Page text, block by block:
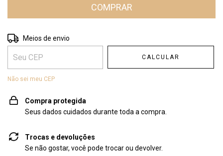
Entregas para o CEP:
Meios de envio
CALCULAR
Não sei meu CEP
Compra protegida
Seus dados cuidados durante toda a compra.
Trocas e devoluções
Se não gostar, você pode trocar ou devolver.